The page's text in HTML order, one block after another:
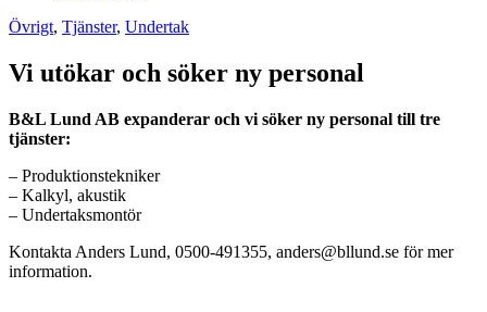
Övrigt, Tjänster, Undertak
Vi utökar och söker ny personal
B&L Lund AB expanderar och vi söker ny personal till tre
tjänster:
– Produktionstekniker
– Kalkyl, akustik
– Undertaksmontör
Kontakta Anders Lund, 0500-491355, anders@bllund.se för mer
information.